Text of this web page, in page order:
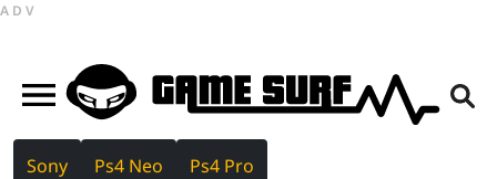
ADV
Sony Ps4 Neo Ps4 Pro